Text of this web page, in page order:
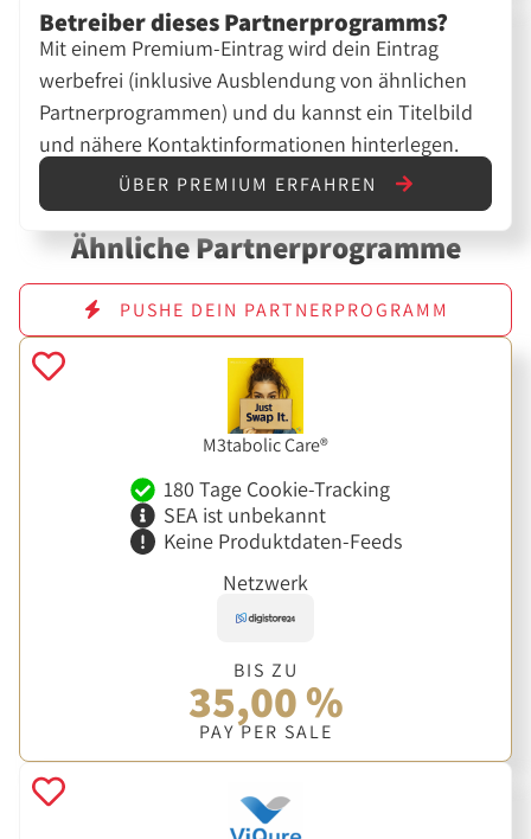
Betreiber dieses Partnerprogramms?
Mit einem Premium-Eintrag wird dein Eintrag
werbefrei (inklusive Ausblendung von ähnlichen
Partnerprogrammen) und du kannst ein Titelbild
und nähere Kontaktinformationen hinterlegen.
ÜBER PREMIUM ERFAHREN
Ähnliche Partnerprogramme
PUSHE DEIN PARTNERPROGRAMM
M3tabolic Care®
180 Tage Cookie-Tracking
SEA ist unbekannt
Keine Produktdaten-Feeds
Netzwerk
BIS ZU
35,00 %
PAY PER SALE